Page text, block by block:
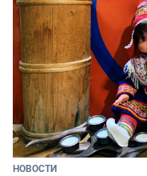
НОВОСТИ